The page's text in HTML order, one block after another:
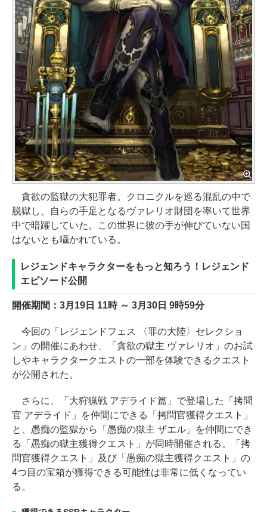
貪欲の監獄の大犯罪者。クロニクルを巡る混乱の中で
脱獄し、自らの手足となるヴァレリオ財団を率いて世界
中で暗躍していた。この世界に彼の手が伸びていない国
はないとも囁かれている。
レジェンドキャラクターをもっと知ろう！レジェンド
エピソード公開
開催期間：3月19日 11時 ～ 3月30日 9時59分
今回の「レジェンドフェス 〈罪の大陸〉セレクショ
ン」の開催にあわせ、「貪欲の獄主 ヴァレリオ」のお試
しやキャラクタークエストの一部を体験できるクエスト
が公開された。
さらに、「大狩猟戦 アデライド篇」で登場した「拷問
官 アデライド」を仲間にできる「拷問官獲得クエスト」
と、愚痴の監獄から「愚痴の獄主 ザエル」を仲間にでき
る「愚痴の獄主獲得クエスト」が同時開催される。「拷
問官獲得クエスト」及び「愚痴の獄主獲得クエスト」の
4つ目の宝箱が獲得できる可能性は非常に低くなってい
る。